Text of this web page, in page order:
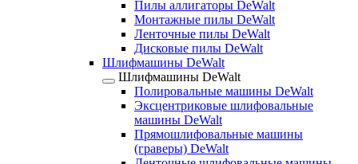
Пилы аллигаторы DeWalt
Монтажные пилы DeWalt
Ленточные пилы DeWalt
Дисковые пилы DeWalt
Шлифмашины DeWalt
Шлифмашины DeWalt
Полировальные машины DeWalt
Эксцентриковые шлифовальные
машины DeWalt
Прямошлифовальные машины
(граверы) DeWalt